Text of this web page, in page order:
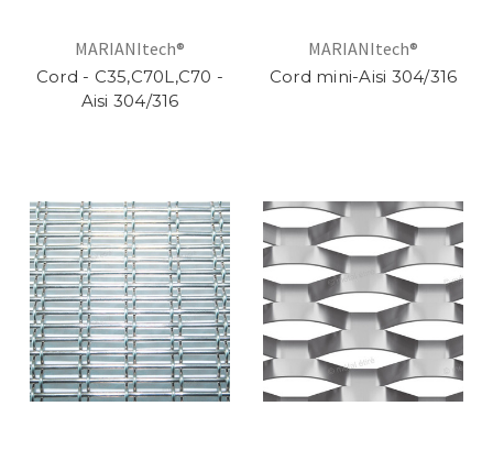
MARIANItech®
Cord - C35,C70L,C70 -
Aisi 304/316
MARIANItech®
Cord mini-Aisi 304/316